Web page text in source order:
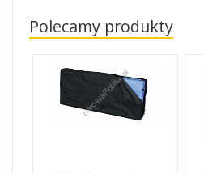
Polecamy produkty